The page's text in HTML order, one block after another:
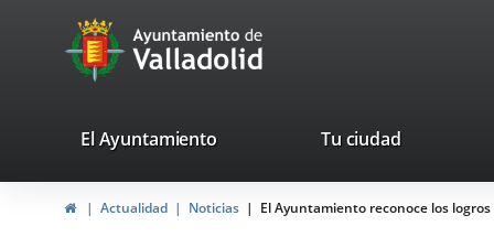
Portal
Web
Ayuntamiento
de
valladolid.es
El Ayuntamiento Tu ciudad
HomeActualidad Noticias El Ayuntamiento reconoce los logros